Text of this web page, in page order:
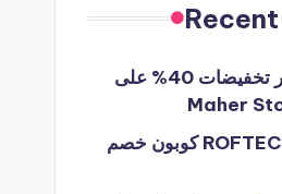
كود خصم متجر ماهر تخفيضات 40% على
كود خصم روفتيك ROFTECH كوبون خصم